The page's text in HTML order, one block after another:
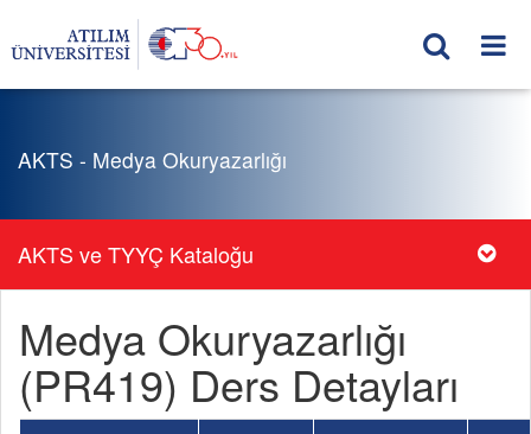
AKTS - Medya Okuryazarlığı
AKTS ve TYYÇ Kataloğu
Medya Okuryazarlığı
(PR419) Ders Detayları